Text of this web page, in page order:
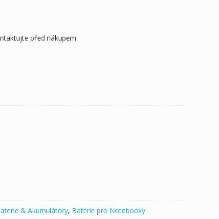
před nákupem
& Akumulátory, Baterie pro Notebooky